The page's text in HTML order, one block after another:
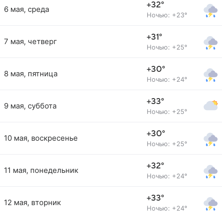
6 мая, среда +32°
Ночью: +23°
7 мая, четверг +31°
Ночью: +25°
8 мая, пятница +30°
Ночью: +24°
9 мая, суббота +33°
Ночью: +25°
10 мая, воскресенье +30°
Ночью: +25°
11 мая, понедельник +32°
Ночью: +24°
12 мая, вторник +33°
Ночью: +24°